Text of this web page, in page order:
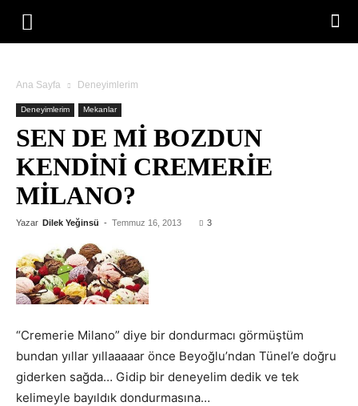
Ana Sayfa Deneyimlerim
Deneyimlerim Mekanlar
SEN DE MI BOZDUN
KENDINI CREMERIE
MILANO?
Yazar Dilek Yeğinsü - Temmuz 16, 2013 3
“Cremerie Milano” diye bir dondurmacı görmüştüm
bundan yıllar yıllaaaaar önce Beyoğlu’ndan Tünel’e doğru
giderken sağda… Gidip bir deneyelim dedik ve tek
kelimeyle bayıldık dondurmasına…